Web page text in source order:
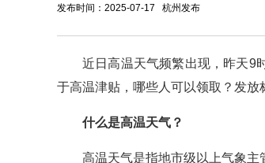
发布时间：2025-07-17 杭州发布
近日高温天气频繁出现，昨天9
于高温津贴，哪些人可以领取？发放
什么是高温天气？
高温天气是指地市级以上气象